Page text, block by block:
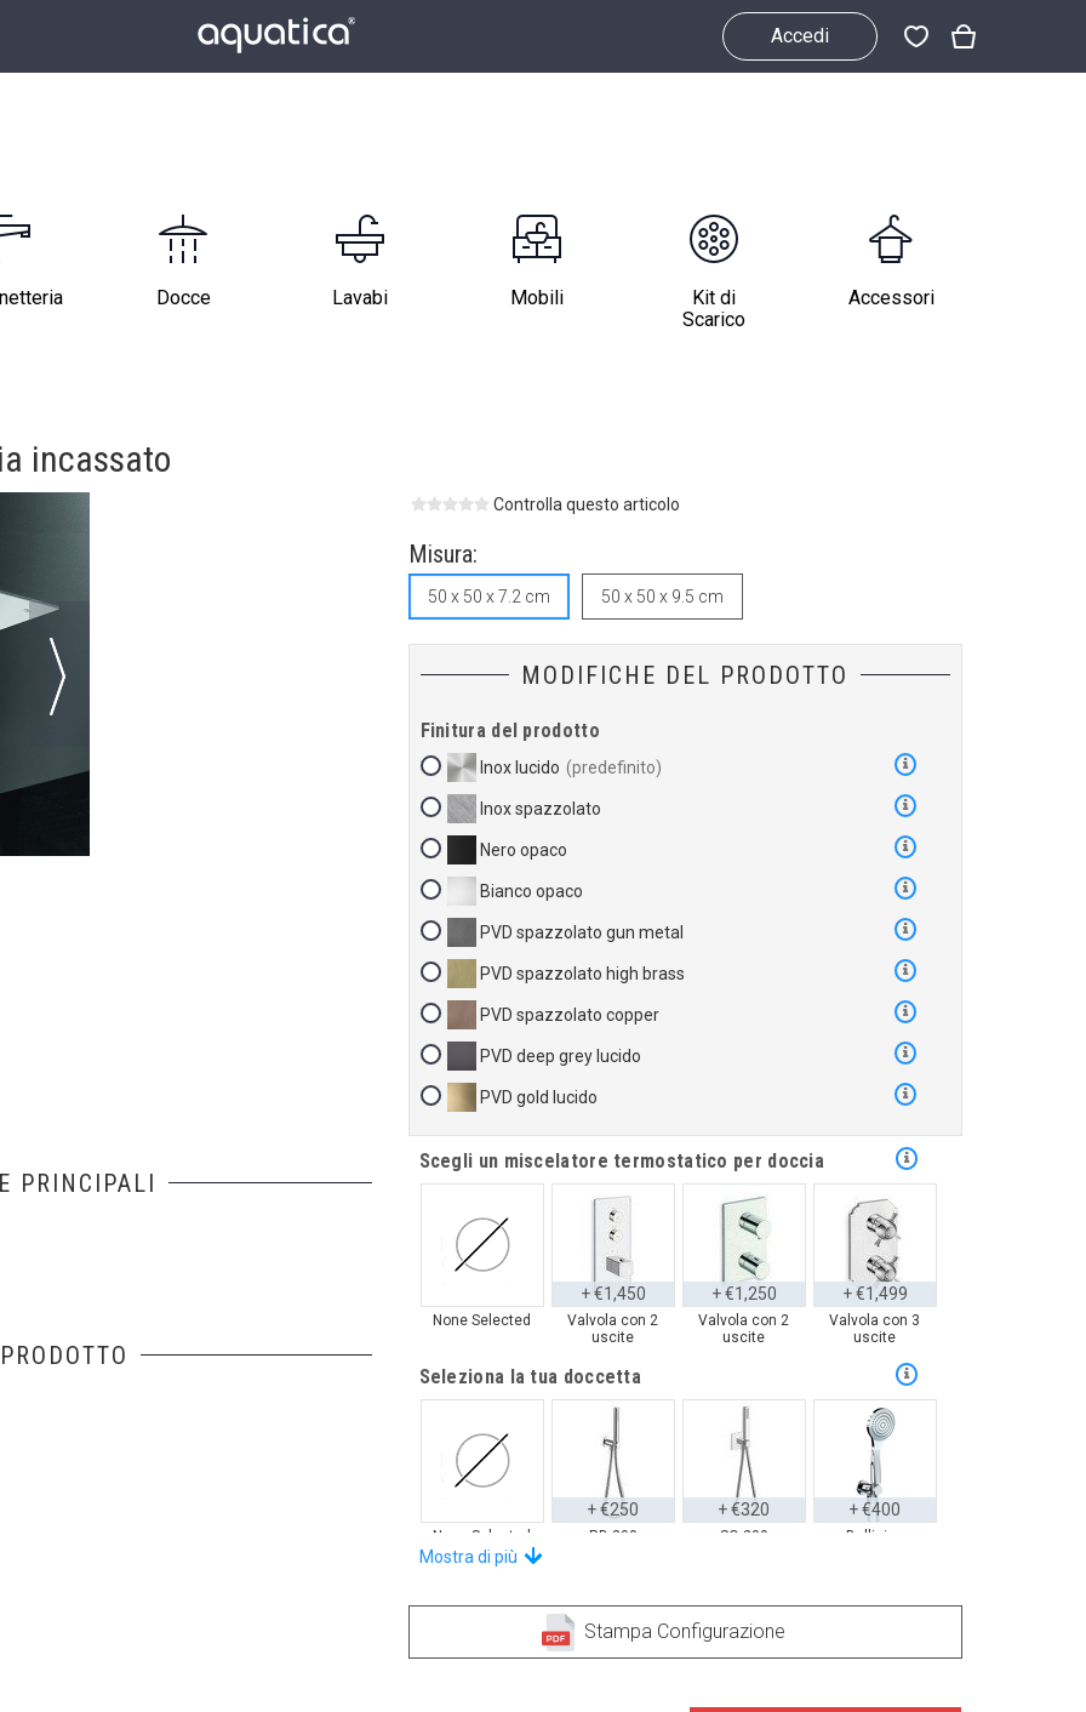
Accedi
Docce Lavabi Mobili
Kit di
Scarico
Accessori
incassato
PRINCIPALI
Controlla questo articolo
Misura:
50 x 50 x 7.2 cm 50 x 50 x 9.5 cm
MODIFICHE DEL PRODOTTO
Finitura del prodotto
Inox lucido
Inox spazzolato
Nero opaco
Bianco opaco
PVD spazzolato gun metal
PVD spazzolato high brass
PVD spazzolato copper
PVD deep grey lucido
PVD gold lucido
Scegli un miscelatore termostatico per doccia
None Selected
Valvola con 2
uscite
+ €1,450
Valvola con 2
uscite
+ €1,250
Valvola con 3
uscite
+ €1,499
Seleziona la tua doccetta
None Selected RD-200
+ €250
SQ-200
+ €320
Bollicine
+ €400
Mostra di più
Stampa Configurazione